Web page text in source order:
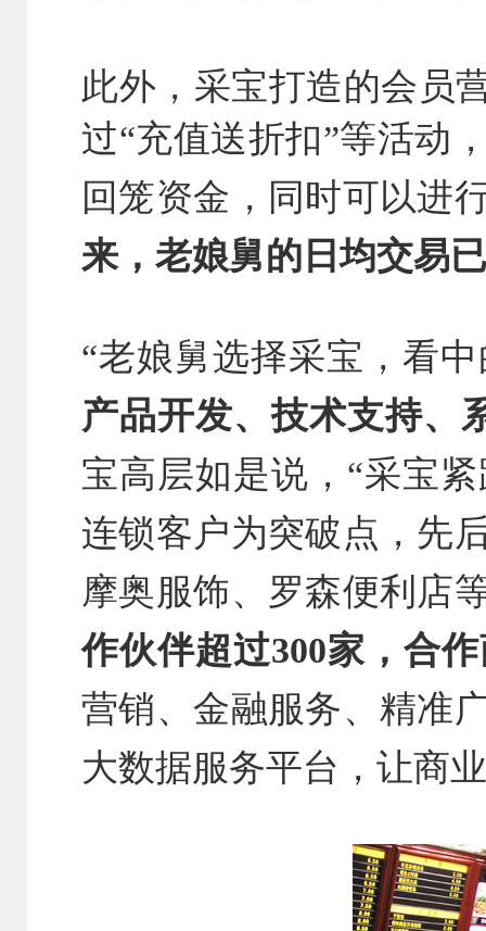
此外，采宝打造的会员
过“充值送折扣”等活动
回笼资金，同时可以进
来，老娘舅的日均交易
“老娘舅选择采宝，看
产品开发、技术支持、
宝高层如是说，“采宝
连锁客户为突破点，先
摩奥服饰、罗森便利店
作伙伴超过300家，合
营销、金融服务、精准
大数据服务平台，让商